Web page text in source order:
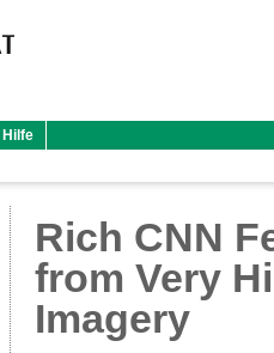
Hilfe
Rich CNN
from Very
Imagery